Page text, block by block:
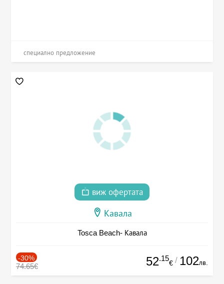
специално предложение
виж офертата
Кавала
Tosca Beach- Кавала
-30%
74.65€ 52.15
€ / 102лв.